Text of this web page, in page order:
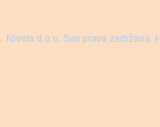
Niveta d.o.o. Sva prava zadržana.